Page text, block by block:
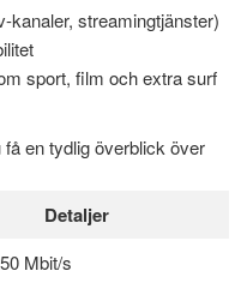
kanaler, streamingtjänster)
sport, film och extra surf
en tydlig överblick över
Detaljer
Mbit/s